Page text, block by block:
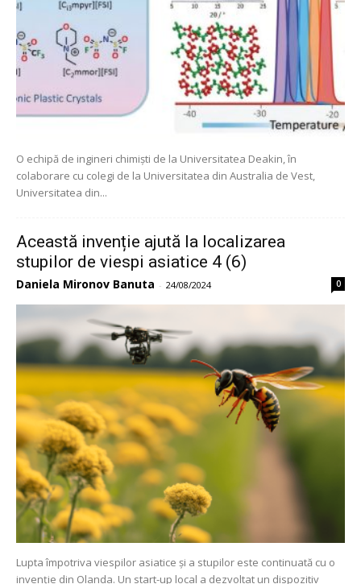
O echipă de ingineri chimiști de la Universitatea Deakin, în
colaborare cu colegi de la Universitatea din Australia de Vest,
Universitatea din...
Această invenție ajută la localizarea
stupilor de viespi asiatice 4 (6)
Daniela Mironov Banuta - 24/08/2024 0
Lupta împotriva viespilor asiatice și a stupilor este continuată cu o
invenție din Olanda. Un start-up local a dezvoltat un dispozitiv